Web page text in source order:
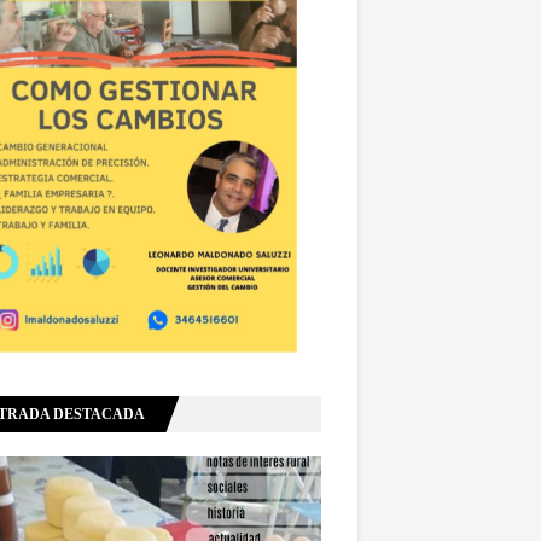
DESTACADA